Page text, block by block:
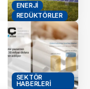
ENERJI
REDÜKTÖRLER
SEKTÖR
HABERLERI